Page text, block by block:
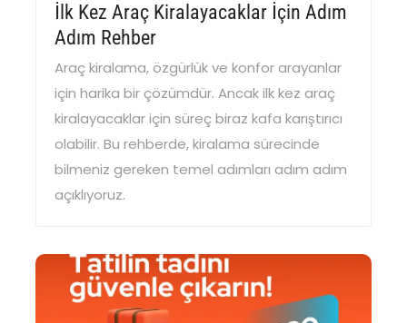
İlk Kez Araç Kiralayacaklar İçin Adım
Adım Rehber
Araç kiralama, özgürlük ve konfor arayanlar
için harika bir çözümdür. Ancak ilk kez araç
kiralayacaklar için süreç biraz kafa karıştırıcı
olabilir. Bu rehberde, kiralama sürecinde
bilmeniz gereken temel adımları adım adım
açıklıyoruz.